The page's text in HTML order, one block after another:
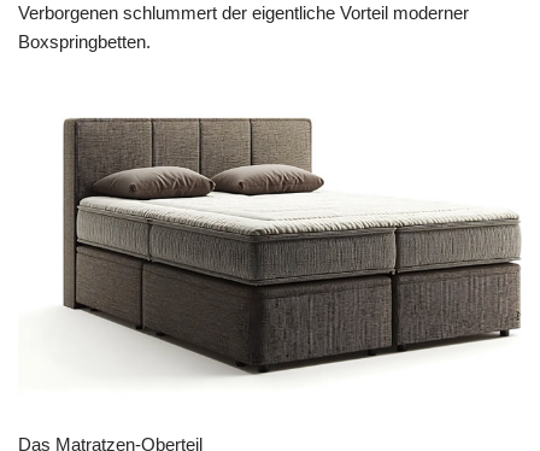
Verborgenen schlummert der eigentliche Vorteil moderner
Boxspringbetten.
Das Matratzen-Oberteil